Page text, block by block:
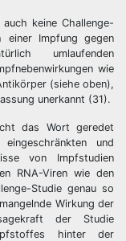
keine Challenge-
einer Impfung gegen
umlaufenden
wie
(siehe oben),
unerkannt (31).
das Wort geredet
und
von Impfstudien
RNA-Viren wie den
Studie genau so
Wirkung der
der Studie
hinter der